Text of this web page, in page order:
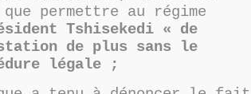
permettre au régime
Tshisekedi « de
de plus sans le
légale ;